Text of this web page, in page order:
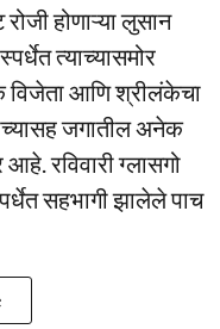
होणाऱ्या लुसान
त्याच्यासमोर
विजेता आणि श्रीलंकेचा
जगातील अनेक
रविवारी ग्लासगो
सहभागी झालेले पाच